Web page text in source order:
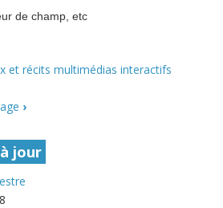
de champ, etc
et récits multimédias interactifs
›
jour